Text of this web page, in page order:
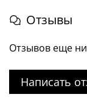
Отзывы
Отзывов еще
Написать